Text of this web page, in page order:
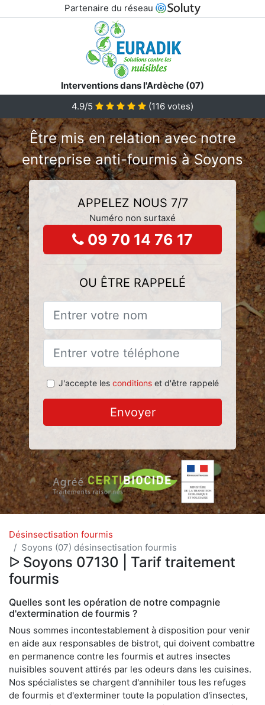
Partenaire du réseau
Interventions dans l'Ardèche (07)
4.9/5
(116 votes)
Être mis en relation avec notre
entreprise anti-fourmis à Soyons
APPELEZ NOUS 7/7
Numéro non surtaxé
09 70 14 76 17
OU ÊTRE RAPPELÉ
J'accepte les conditionset d'être rappelé
Envoyer
Désinsectisation fourmis
Soyons (07) désinsectisation fourmis
ᐅ Soyons 07130 | Tarif traitement
fourmis
Quelles sont les opération de notre compagnie
d'extermination de fourmis ?
Nous sommes incontestablement à disposition pour venir
en aide aux responsables de bistrot, qui doivent combattre
en permanence contre les fourmis et autres insectes
nuisibles souvent attirés par les odeurs dans les cuisines.
Nos spécialistes se chargent d'annihiler tous les refuges
de fourmis et d'exterminer toute la population d'insectes,